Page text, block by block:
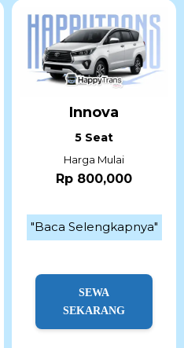
Innova
5 Seat
Harga Mulai
Rp 800,000
"Baca Selengkapnya"
SEWA
SEKARANG